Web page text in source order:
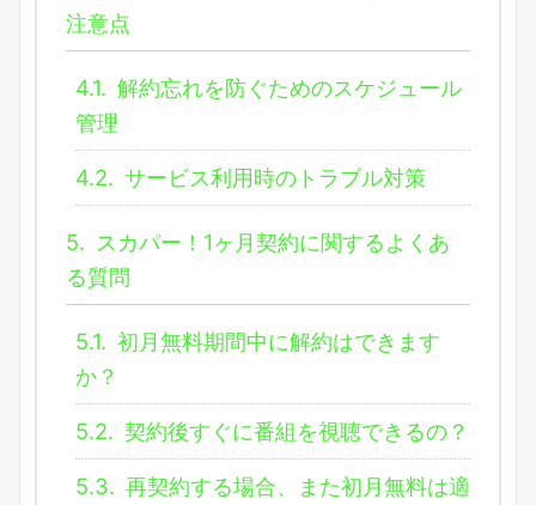
注意点
4.1. 解約忘れを防ぐためのスケジュール
管理
4.2. サービス利用時のトラブル対策
5. スカパー！1ヶ月契約に関するよくあ
る質問
5.1. 初月無料期間中に解約はできます
か？
5.2. 契約後すぐに番組を視聴できるの？
5.3. 再契約する場合、また初月無料は適